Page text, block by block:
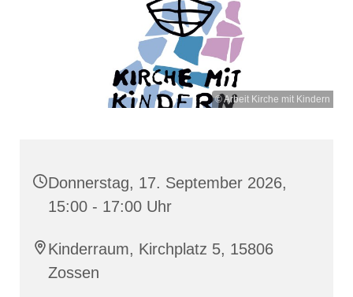
© Arbeit Kirche mit Kindern
Donnerstag, 17. September 2026,
15:00 - 17:00 Uhr
Kinderraum, Kirchplatz 5, 15806
Zossen